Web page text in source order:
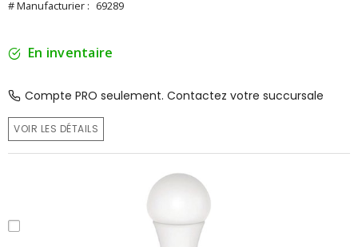
# Manufacturier : 69289
En inventaire
Compte PRO seulement. Contactez votre succursale
VOIR LES DÉTAILS